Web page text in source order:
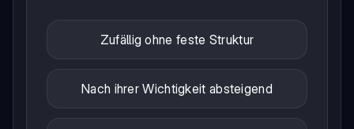
Zufällig ohne feste Struktur
Nach ihrer Wichtigkeit absteigend